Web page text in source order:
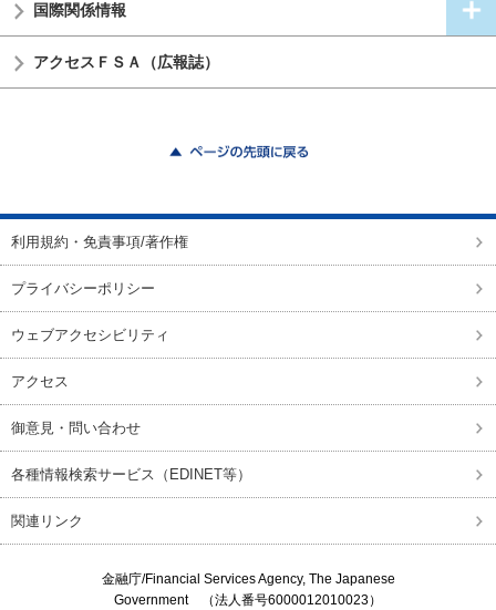
国際関係情報
アクセスＦＳＡ（広報誌）
利用規約・免責事項/著作権
プライバシーポリシー
ウェブアクセシビリティ
アクセス
御意見・問い合わせ
各種情報検索サービス（EDINET等）
関連リンク
金融庁/Financial Services Agency, The Japanese
Government（法人番号6000012010023）